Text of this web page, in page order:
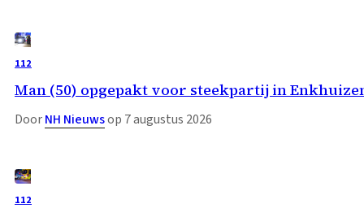
112
Man (50) opgepakt voor steekpartij in
DoorNH Nieuwsop 7 augustus 2026
112